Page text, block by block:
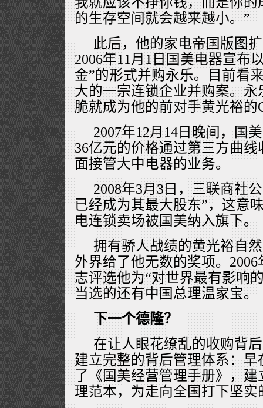
的生存空间就会越来越小。”
此后，他的家电帝国版图
2006年11月1日国美电器宣布
金”的形式并购永乐。目前看
大的一宗连锁企业并购案。
脆就成为他的前对手黄光裕的
2007年12月14日晚间，国
36亿元的价格通过第三方曲
面接管大中电器的业务。
2008年3月3日，三联商社
已经成为其最大股东”，这意
电连锁卖场被国美纳入旗下。
拥有骄人战绩的黄光裕自
外界给了他无数的奖项。
志评选他为“对世界最有影响
当选的还有中国总理温家宝。
下一个德隆？
在让人眼花缭乱的收购背
建立完整的背后管理体系：早
了《国美经营管理手册》，
理范本，为走向全国打下坚实